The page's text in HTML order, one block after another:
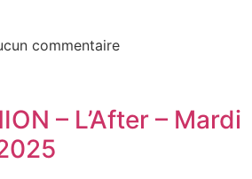
commentaire
– L’After – Mardi